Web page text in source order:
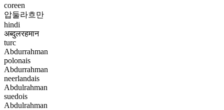
coreen
압둘라흐만
hindi
अब्दुलरहमान
turc
Abdurrahman
polonais
Abdurrahman
neerlandais
Abdulrahman
suedois
Abdulrahman